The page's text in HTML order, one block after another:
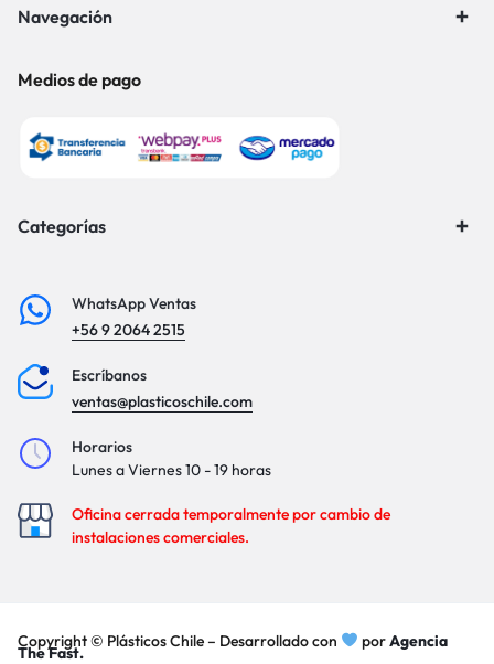
Navegación
Medios de pago
Categorías
WhatsApp Ventas
+56 9 2064 2515
Escríbanos
ventas@plasticoschile.com
Horarios
Lunes a Viernes 10 - 19 horas
Oficina cerrada temporalmente por cambio de
instalaciones comerciales.
Copyright © Plásticos Chile – Desarrollado con porAgencia
The Fast.